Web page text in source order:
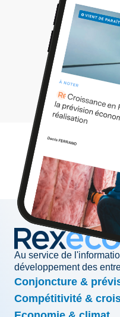
2026 2025 2024
Au service de
développement des
Conjoncture &
Compétitivité &